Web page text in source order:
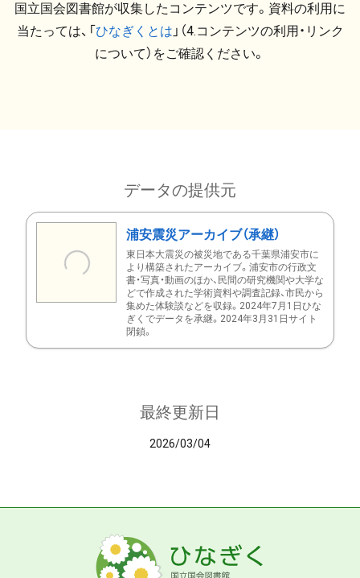
国立国会図書館が収集したコンテンツです。資料の利用に
当たっては、「ひなぎくとは 」（4.コンテンツの利用・リンク
について）をご確認ください。
データの提供元
浦安震災アーカイブ（承継）
東日本大震災の被災地である千葉県浦安市に
より構築されたアーカイブ。浦安市の行政文
書・写真・動画のほか、民間の研究機関や大学な
どで作成された学術資料や調査記録、市民から
集めた体験談などを収録。2024年7月1日ひな
ぎくでデータを承継。2024年3月31日サイト
閉鎖。
最終更新日
2026/03/04